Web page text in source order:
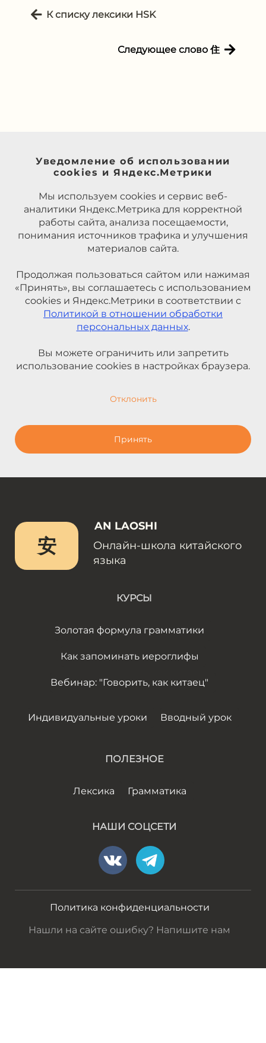
К списку лексики HSK
Следующее слово 住
Уведомление об использовании
cookies и Яндекс.Метрики
Мы используем cookies и сервис веб-
аналитики Яндекс.Метрика для корректной
работы сайта, анализа посещаемости,
понимания источников трафика и улучшения
материалов сайта.
Продолжая пользоваться сайтом или нажимая
«Принять», вы соглашаетесь с использованием
cookies и Яндекс.Метрики в соответствии с
Политикой в отношении обработки
персональных данных.
Вы можете ограничить или запретить
использование cookies в настройках браузера.
Отклонить
Принять
安
AN LAOSHI
Онлайн-школа китайского
языка
КУРСЫ
Золотая формула грамматики
Как запоминать иероглифы
Вебинар: "Говорить, как китаец"
Индивидуальные уроки Вводный урок
ПОЛЕЗНОЕ
Лексика Грамматика
НАШИ СОЦСЕТИ
Политика конфиденциальности
Нашли на сайте ошибку? Напишите нам